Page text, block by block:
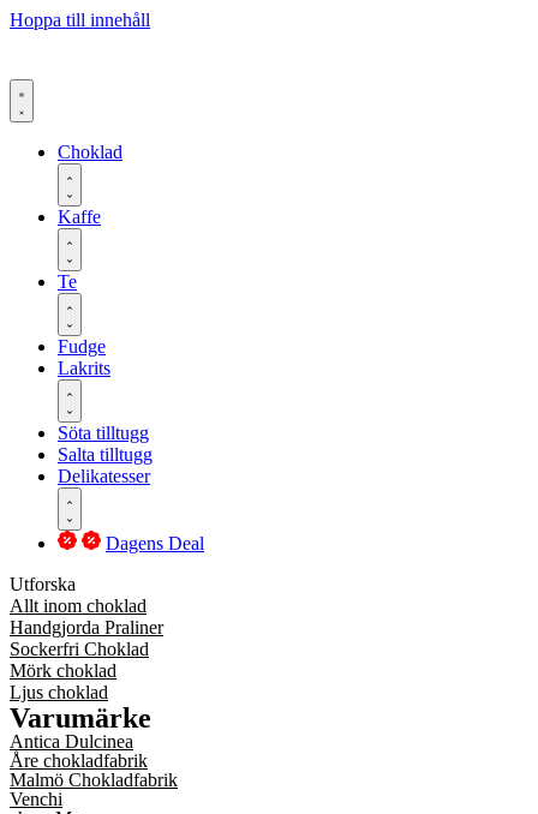
Hoppa till innehåll
Choklad
Kaffe
Te
Fudge
Lakrits
Söta tilltugg
Salta tilltugg
Delikatesser
Dagens Deal
Utforska
Allt inom choklad
Handgjorda Praliner
Sockerfri Choklad
Mörk choklad
Ljus choklad
Varumärke
Antica Dulcinea
Åre chokladfabrik
Malmö Chokladfabrik
Venchi